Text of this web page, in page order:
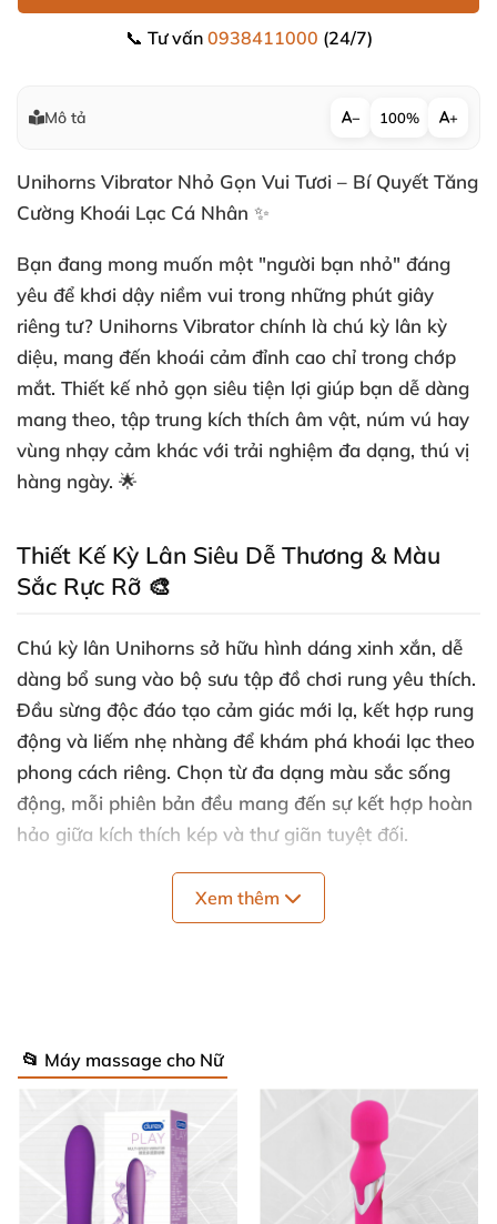
📞 Tư vấn 0938411000 (24/7)
Mô tả − 100% +
Unihorns Vibrator Nhỏ Gọn Vui Tươi – Bí Quyết Tăng
Cường Khoái Lạc Cá Nhân ✨
Bạn đang mong muốn một "người bạn nhỏ" đáng
yêu để khơi dậy niềm vui trong những phút giây
riêng tư? Unihorns Vibratorchính là chú kỳ lân kỳ
diệu, mang đến khoái cảm đỉnh cao chỉ trong chớp
mắt. Thiết kế nhỏ gọn siêu tiện lợi giúp bạn dễ dàng
mang theo, tập trung kích thích âm vật, núm vú hay
vùng nhạy cảm khác với trải nghiệm đa dạng, thú vị
hàng ngày. 🌟
Thiết Kế Kỳ Lân Siêu Dễ Thương & Màu
Sắc Rực Rỡ 🎨
Chú kỳ lân Unihorns sở hữu hình dáng xinh xắn, dễ
dàng bổ sung vào bộ sưu tập đồ chơi rung yêu thích.
Đầu sừng độc đáo tạo cảm giác mới lạ, kết hợp rung
động và liếm nhẹ nhàng để khám phá khoái lạc theo
phong cách riêng. Chọn từ đa dạng màu sắc sống
động, mỗi phiên bản đều mang đến sự kết hợp hoàn
hảo giữa kích thích kép và thư giãn tuyệt đối.
xung mạch hồng hào 💖
Black Wild Spirit
: 10 tốc độ rung + 10 xoáy liếm
chính xác mạnh mẽ ⚫
Blue Mount'n'Peak
: 10 tốc độ rung + 10 liếm lên
Xem thêm
📂 Máy massage cho Nữ